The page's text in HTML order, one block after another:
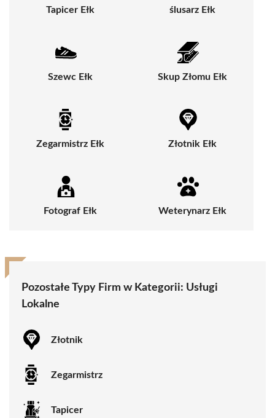
Tapicer Ełk ślusarz Ełk
Szewc Ełk Skup Złomu Ełk
Zegarmistrz Ełk Złotnik Ełk
Fotograf Ełk Weterynarz Ełk
Pozostałe Typy Firm w Kategorii: Usługi
Lokalne
Złotnik
Zegarmistrz
Tapicer